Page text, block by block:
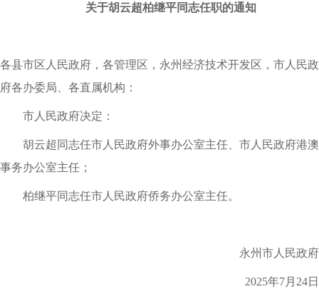
关于胡云超柏继平同志任职的通知
各县市区人民政府，各管理区，永州经济技术开发区，市人民政
府各办委局、各直属机构：
市人民政府决定：
胡云超同志任市人民政府外事办公室主任、市人民政府港澳
事务办公室主任；
柏继平同志任市人民政府侨务办公室主任。
永州市人民政府
2025年7月24日